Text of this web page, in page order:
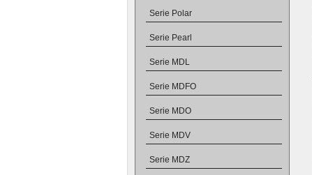
Serie Polar
Serie Pearl
Serie MDL
Serie MDFO
Serie MDO
Serie MDV
Serie MDZ